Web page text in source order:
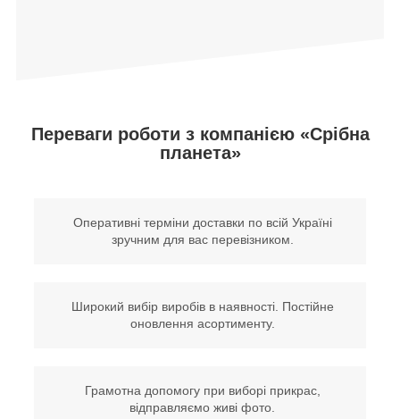
Переваги роботи з компанією «Срібна
планета»
Оперативні терміни доставки по всій Україні
зручним для вас перевізником.
Широкий вибір виробів в наявності. Постійне
оновлення асортименту.
Грамотна допомогу при виборі прикрас,
відправляємо живі фото.